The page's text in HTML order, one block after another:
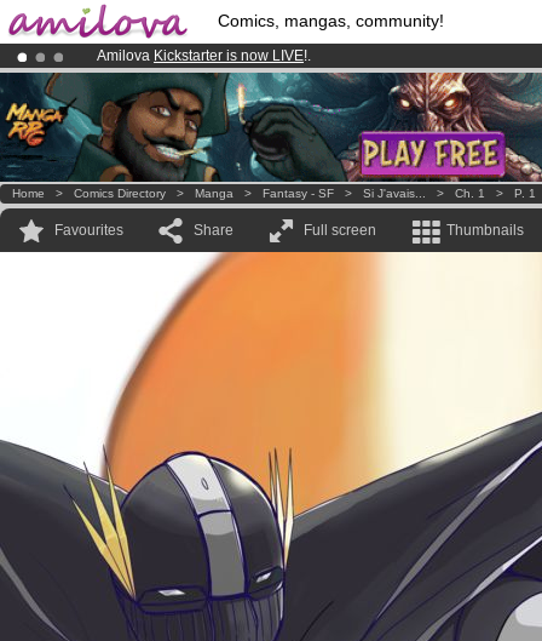
Comics, mangas, community!
Amilova Kickstarter is now LIVE!.
Already 100000membersand 1000comics & mangas!.
Premium membership from3.95 euros per month !Get membership
Home > Comics Directory > Manga > Fantasy - SF > Si J'avais... > Ch. 1 > P. 1
Favourites Share Full screen Thumbnails